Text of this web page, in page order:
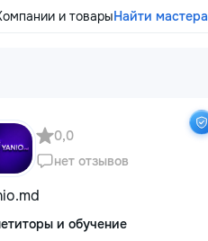
и товарыНайти мастера
0,0
нет отзывов
и обучение